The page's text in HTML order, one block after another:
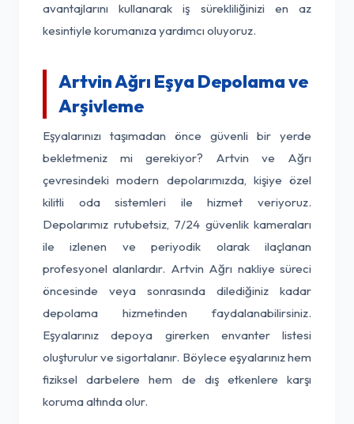
avantajlarını kullanarak iş sürekliliğinizi en az
kesintiyle korumanıza yardımcı oluyoruz.
Artvin Ağrı Eşya Depolama ve
Arşivleme
Eşyalarınızı taşımadan önce güvenli bir yerde
bekletmeniz mi gerekiyor? Artvin ve Ağrı
çevresindeki modern depolarımızda, kişiye özel
kilitli oda sistemleri ile hizmet veriyoruz.
Depolarımız rutubetsiz, 7/24 güvenlik kameraları
ile izlenen ve periyodik olarak ilaçlanan
profesyonel alanlardır. Artvin Ağrı nakliye süreci
öncesinde veya sonrasında dilediğiniz kadar
depolama hizmetinden faydalanabilirsiniz.
Eşyalarınız depoya girerken envanter listesi
oluşturulur ve sigortalanır. Böylece eşyalarınız hem
fiziksel darbelere hem de dış etkenlere karşı
koruma altında olur.